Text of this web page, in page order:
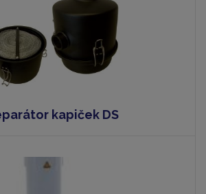
kapiček DS